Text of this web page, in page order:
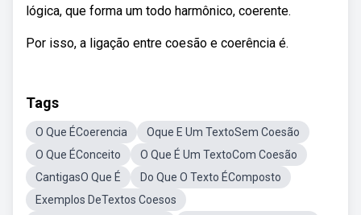
lógica, que forma um todo harmônico, coerente.
Por isso, a ligação entre coesão e coerência é.
Tags
O Que ÉCoerencia
Oque E Um TextoSem Coesão
O Que ÉConceito
O Que É Um TextoCom Coesão
CantigasO Que É
Do Que O Texto ÉComposto
Exemplos DeTextos Coesos